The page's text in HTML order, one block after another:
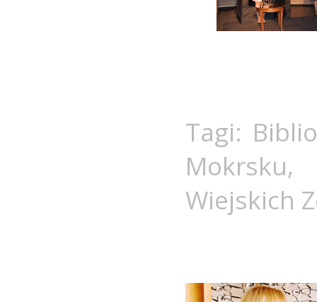
Tagi:
Mokrsku
Wiejskich